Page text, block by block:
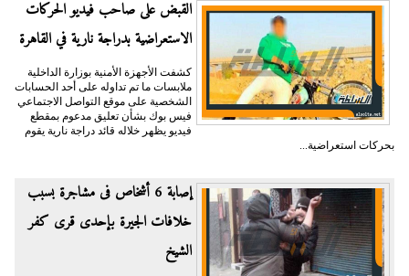
القبض على صاحب فيديو الحركات
الاستعراضية بدراجة نارية في القاهرة
كشفت الأجهزة الأمنية بوزارة الداخلية
ملابسات ما تم تداوله على أحد الحسابات
الشخصية على موقع التواصل الاجتماعي
فيس بوك بشأن تعليق مدعوم بمقطع
فيديو يظهر خلاله قائد دراجة نارية يقوم
بحركات استعراضية...
إصابة 6 أشخاص فى مشاجرة بسبب
خلافات الجيرة بإحدى قرى كفر
الشيخ